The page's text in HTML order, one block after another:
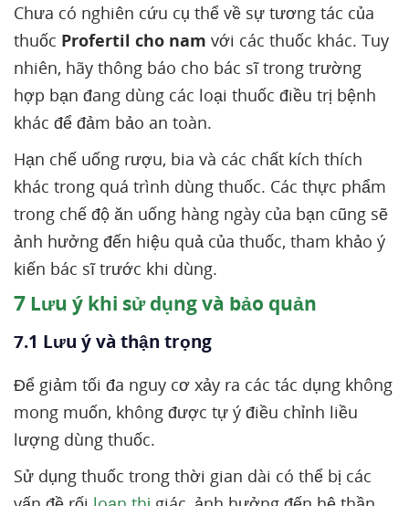
Chưa có nghiên cứu cụ thể về sự tương tác của
thuốc Profertil cho nam với các thuốc khác. Tuy
nhiên, hãy thông báo cho bác sĩ trong trường
hợp bạn đang dùng các loại thuốc điều trị bệnh
khác để đảm bảo an toàn.
Hạn chế uống rượu, bia và các chất kích thích
khác trong quá trình dùng thuốc. Các thực phẩm
trong chế độ ăn uống hàng ngày của bạn cũng sẽ
ảnh hưởng đến hiệu quả của thuốc, tham khảo ý
kiến bác sĩ trước khi dùng.
7 Lưu ý khi sử dụng và bảo quản
7.1 Lưu ý và thận trọng
Để giảm tối đa nguy cơ xảy ra các tác dụng không
mong muốn, không được tự ý điều chỉnh liều
lượng dùng thuốc.
Sử dụng thuốc trong thời gian dài có thể bị các